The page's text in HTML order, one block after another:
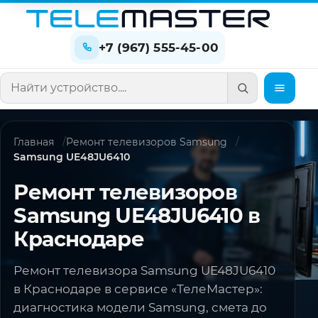
+7 (967) 555-45-00
Поиск по сайту
Главная
Ремонт телевизоров Samsung
Samsung UE48JU6410
Ремонт телевизоров
Samsung UE48JU6410 в
Краснодаре
Ремонт телевизора Samsung UE48JU6410
в Краснодаре в сервисе «ТелеМастер»:
диагностика модели Samsung, смета до